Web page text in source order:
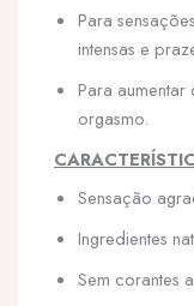
Para
intensas e
Para
orgasmo.
Sensação
Ingredientes
Sem corantes